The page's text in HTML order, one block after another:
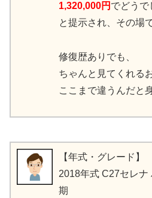
1,320,000円 でどうで
と提示され、その場
修復歴ありでも、
ちゃんと見てくれる
ここまで違うんだと
【年式・グレード】
2018年式 C27セレナ
期